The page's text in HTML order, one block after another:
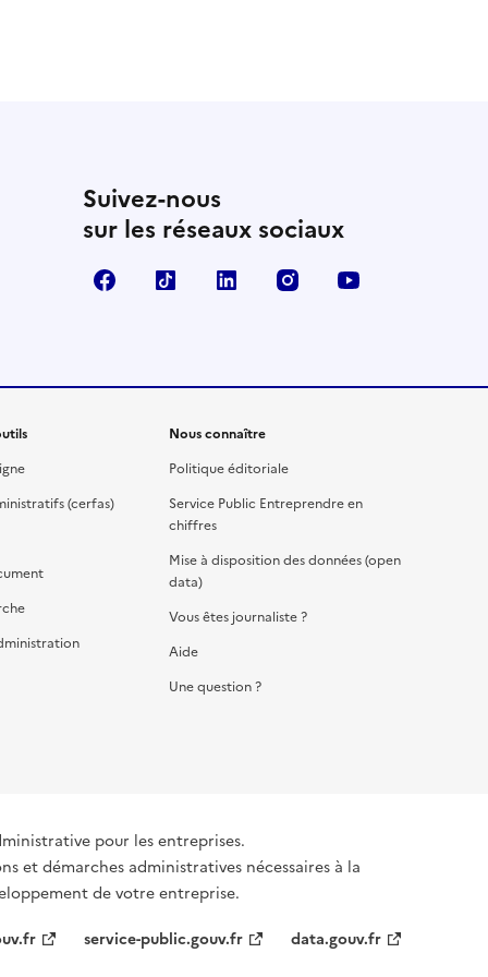
Suivez-nous
sur les réseaux sociaux
FacebookTikTok Linkedin Instagram
(cerfas)
Nous connaître
Politique éditoriale
Service Public Entreprendre en
chiffres
Mise à disposition des données (open
data)
Vous êtes journaliste ?
Aide
Une question ?
pour les entreprises.
et démarches administratives nécessaires à la
de votre entreprise.
service-public.gouv.fr data.gouv.fr